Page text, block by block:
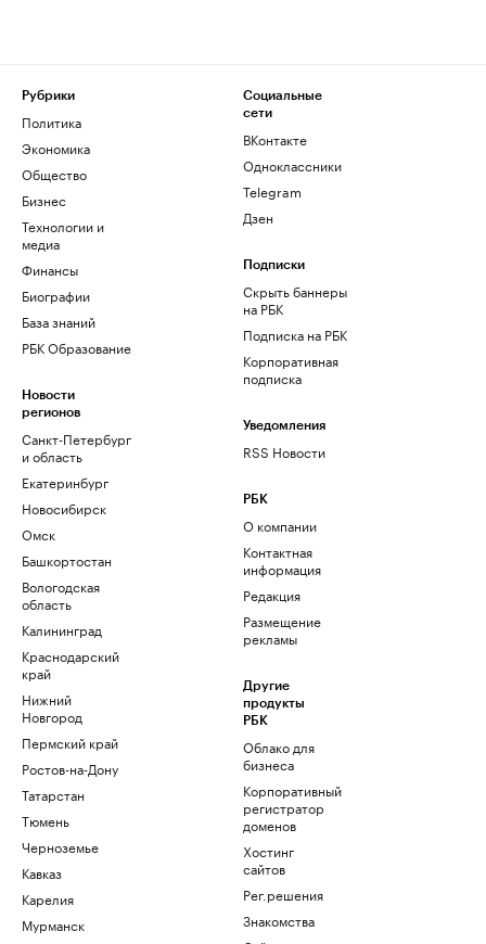
Рубрики
Политика
Экономика
Общество
Бизнес
Технологии и
медиа
Финансы
Биографии
База знаний
РБК Образование
Новости
регионов
Санкт-Петербург
и область
Екатеринбург
Новосибирск
Омск
Башкортостан
Вологодская
область
Калининград
Краснодарский
край
Нижний
Новгород
Пермский край
Ростов-на-Дону
Татарстан
Тюмень
Черноземье
Кавказ
Карелия
Мурманск
Социальные
сети
ВКонтакте
Одноклассники
Telegram
Дзен
Подписки
Скрыть баннеры
на РБК
Подписка на РБК
Корпоративная
подписка
Уведомления
RSS Новости
РБК
О компании
Контактная
информация
Редакция
Размещение
рекламы
Другие
продукты
РБК
Облако для
бизнеса
Корпоративный
регистратор
доменов
Хостинг
сайтов
Рег.решения
Знакомства